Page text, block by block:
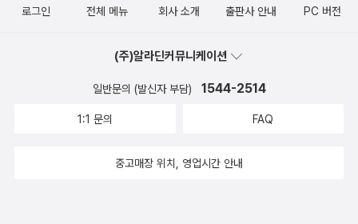
로그인 전체 메뉴 회사 소개 출판사 안내 PC 버전
(주)알라딘커뮤니케이션
일반문의 (발신자 부담) 1544-2514
1:1 문의 FAQ
중고매장 위치, 영업시간 안내